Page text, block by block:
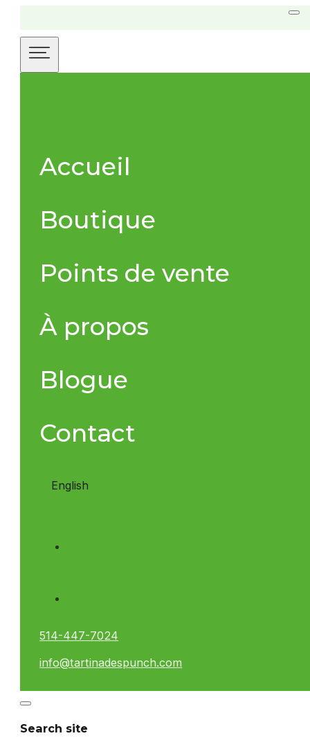
Accueil
Boutique
Points de vente
À propos
Blogue
Contact
English
514-447-7024
info@tartinadespunch.com
Search site